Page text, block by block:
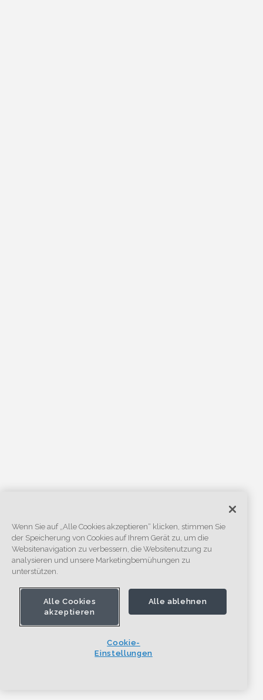
Wenn Sie auf „Alle Cookies akzeptieren“ klicken, stimmen Sie
der Speicherung von Cookies auf Ihrem Gerät zu, um die
Websitenavigation zu verbessern, die Websitenutzung zu
analysieren und unsere Marketingbemühungen zu
unterstützen.
Alle Cookies
akzeptieren
Alle ablehnen
Cookie-
Einstellungen